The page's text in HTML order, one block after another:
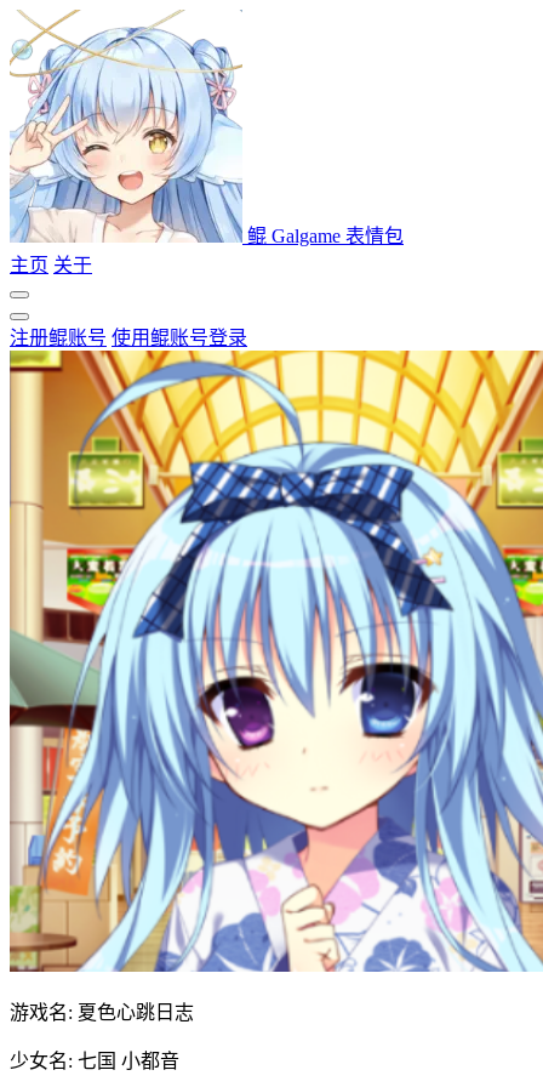
鲲 Galgame 表情包
主页 关于
注册鲲账号 使用鲲账号登录
游戏名: 夏色心跳日志
少女名: 七国 小都音